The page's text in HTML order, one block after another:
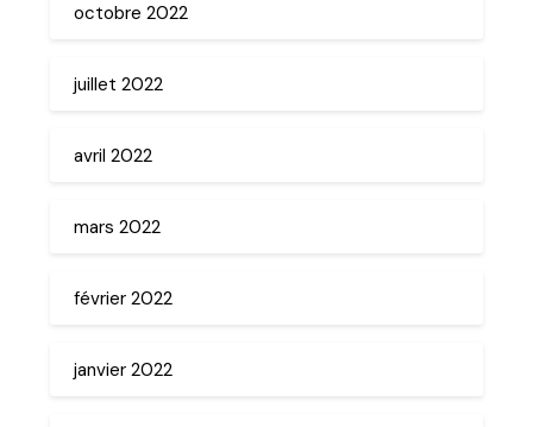
octobre 2022
juillet 2022
avril 2022
mars 2022
février 2022
janvier 2022